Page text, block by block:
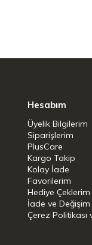
Hesabım
Üyelik Bilgilerim
Siparişlerim
PlusCare
Kargo Takip
Kolay İade
Favorilerim
Hediye Çeklerim
İade ve
Çerez Politikası